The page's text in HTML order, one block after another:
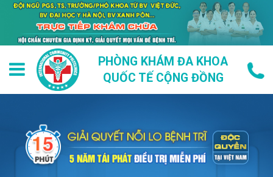
PHÒNG KHÁM ĐA KHOA
QUỐC TẾ CỘNG ĐỒNG